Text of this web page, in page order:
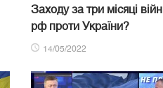
Заходу за три місяці
рф проти України?
14/05/2022